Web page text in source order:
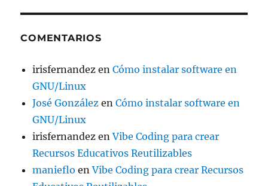
COMENTARIOS
irisfernandez enCómo instalar software en
GNU/Linux
José González enCómo instalar software en
GNU/Linux
irisfernandez enVibe Coding para crear
Recursos Educativos Reutilizables
manieflo enVibe Coding para crear Recursos